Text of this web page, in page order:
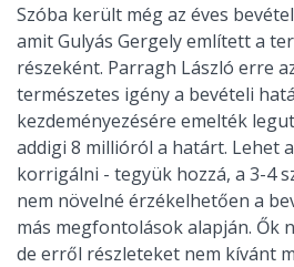
Szóba került még az éves
amit Gulyás Gergely említett a
részeként. Parragh László erre
természetes igény a bevételi
kezdeményezésére emelték
addigi 8 millióról a határt. Lehet
korrigálni - tegyük hozzá, a 3-4
nem növelné érzékelhetően a
más megfontolások alapján. Ők
de erről részleteket nem kívánt